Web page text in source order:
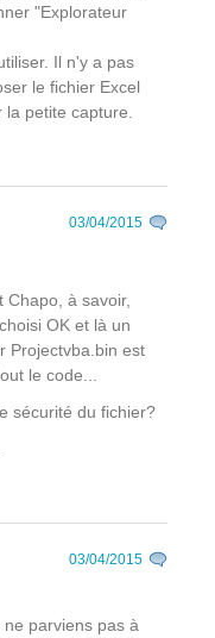
"Explorateur
Il n'y a pas
le fichier Excel
petite capture.
03/04/2015
à savoir,
OK et là un
Projectvba.bin est
le code...
sécurité du fichier?
03/04/2015
parviens pas à